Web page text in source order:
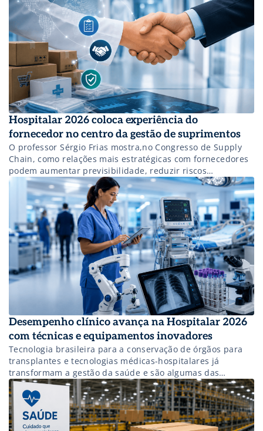
Hospitalar 2026 coloca experiência do
fornecedor no centro da gestão de suprimentos
O professor Sérgio Frias mostra,no Congresso de Supply
Chain, como relações mais estratégicas com fornecedores
podem aumentar previsibilidade, reduzir riscos
operacionais e gerar eficiência sustentável para
instituições de saúde. Incsreva-se!
Desempenho clínico avança na Hospitalar 2026
com técnicas e equipamentos inovadores
Tecnologia brasileira para a conservação de órgãos para
transplantes e tecnologias médicas-hospitalares já
transformam a gestão da saúde e são algumas das
novidades da 31ª edição.